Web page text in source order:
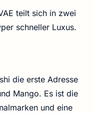
teilt sich in zwei
schneller Luxus.
die erste Adresse
Mango. Es ist die
und eine